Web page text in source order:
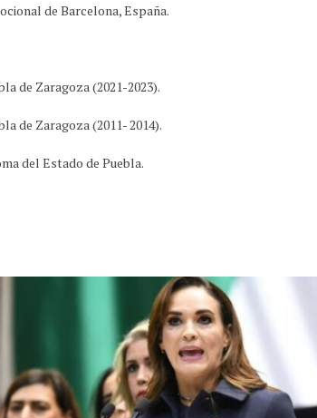
de Barcelona, España.
de Zaragoza (2021-2023).
de Zaragoza (2011- 2014).
del Estado de Puebla.